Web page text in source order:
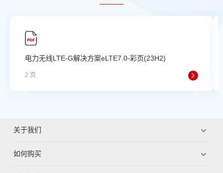
电力无线LTE-G解决方案eLTE7.0-彩页(23H2)
2 页
关于我们
如何购买